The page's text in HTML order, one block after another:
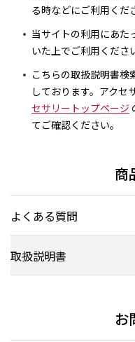
る時などにご利用くだ
当サイトの利用にあた
いた上でご利用くださ
こちらの取扱説明書検
しております。アクセ
セサリートップページ
てご確認ください。
商
よくある質問
取扱説明書
お